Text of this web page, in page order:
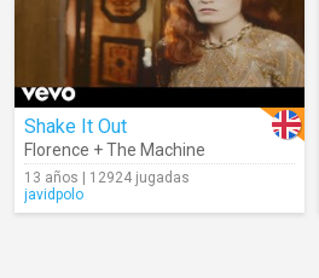
Shake It Out
Florence + The Machine
13 años | 12924 jugadas
javidpolo